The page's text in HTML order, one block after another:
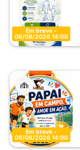
Em breve -
08/08/2026 14:00
Em breve -
08/08/2026 14:00